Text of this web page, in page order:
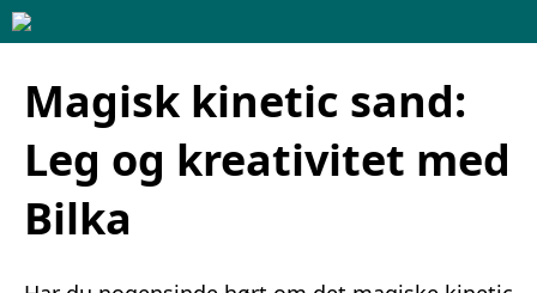
Magisk kinetic sand:
Leg og kreativitet med
Bilka